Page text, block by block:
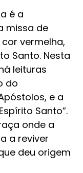
é a
missa de
vermelha,
Santo. Nesta
leituras
do
e a
Santo”.
onde a
a reviver
deu origem